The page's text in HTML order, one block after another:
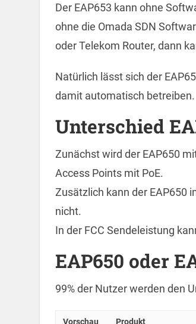
Der EAP653 kann ohne
ohne die Omada SDN
oder Telekom Router, dann
Natürlich lässt sich der
damit automatisch betreiben.
Unterschied
Zunächst wird der EAP650
Access Points mit PoE.
Zusätzlich kann der EAP650
nicht.
In der FCC Sendeleistung
EAP650 oder
99% der Nutzer werden den
Vorschau Produkt